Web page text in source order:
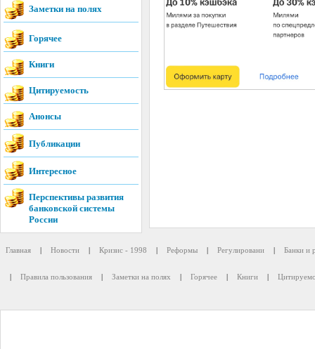
Заметки на полях
Горячее
Книги
Цитируемость
Анонсы
Публикации
Интересное
Перспективы развития
банковской системы
России
Главная | Новости | Кризис - 1998 | Реформы | Регулировани | Банки и
| Правила пользования | Заметки на полях | Горячее | Книги |